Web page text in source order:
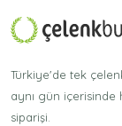
Türkiye'de tek
aynı gün içerisinde
siparişi.